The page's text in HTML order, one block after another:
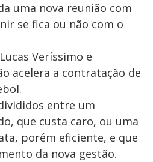
uma nova reunião com
se fica ou não com o
Veríssimo e
acelera a contratação de
entre um
que custa caro, ou uma
porém eficiente, e que
da nova gestão.